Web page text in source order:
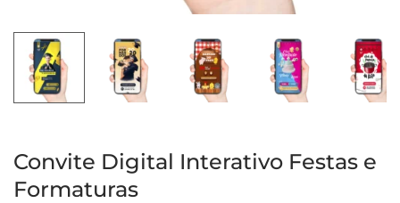
Convite Digital Interativo Festas e
Formaturas